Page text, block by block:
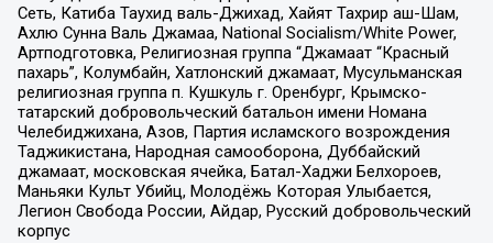
Сеть, Катиба Таухид валь-Джихад, Хайят Тахрир аш-Шам,
Ахлю Сунна Валь Джамаа, National Socialism/White Power,
Артподготовка, Религиозная группа “Джамаат “Красный
пахарь”, Колумбайн, Хатлонский джамаат, Мусульманская
религиозная группа п. Кушкуль г. Оренбург, Крымско-
татарский добровольческий батальон имени Номана
Челебиджихана, Азов, Партия исламского возрождения
Таджикистана, Народная самооборона, Дуббайский
джамаат, московская ячейка, Батал-Хаджи Белхороев,
Маньяки Культ Убийц, Молодёжь Которая Улыбается,
Легион Свобода России, Айдар, Русский добровольческий
корпус